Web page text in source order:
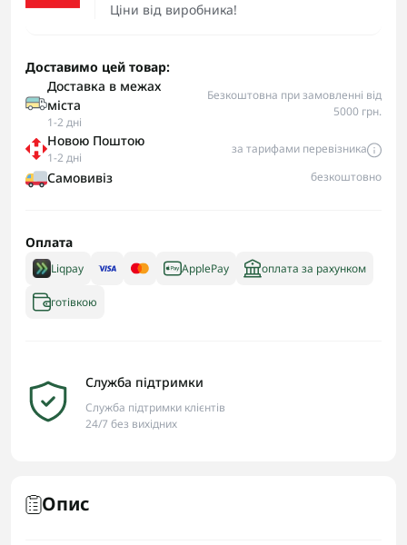
Ціни від виробника!
Доставимо цей товар:
Доставка в межах
міста
1-2 дні
Безкоштовна при замовленні від
5000 грн.
Новою Поштою
1-2 дні
за тарифами перевізника
Самовивіз безкоштовно
Оплата
Liqpay ApplePay оплата за рахунком
готівкою
Служба підтримки
Служба підтримки клієнтів
24/7 без вихідних
Опис